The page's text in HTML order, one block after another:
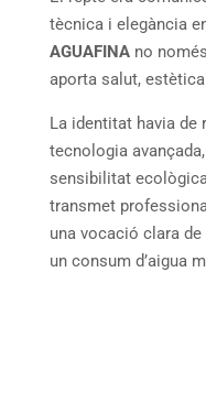
tècnica i elegància
AGUAFINAno
aporta salut,
La identitat havia de
tecnologia
sensibilitat
transmet
una vocació clara
un consum d’aigua